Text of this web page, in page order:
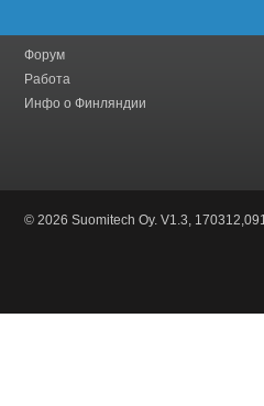
Форум
Работа
Инфо о Финляндии
© 2026 Suomitech Oy. V1.3,